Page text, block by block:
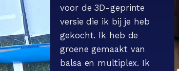
voor de 3D-geprinte
versie die ik bij je heb
gekocht. Ik heb de
groene gemaakt van
balsa en multiplex. Ik